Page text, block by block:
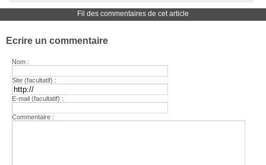
Fil des commentaires de cet article
Ecrire un commentaire
Nom :
Site (facultatif) :
E-mail (facultatif) :
Commentaire :